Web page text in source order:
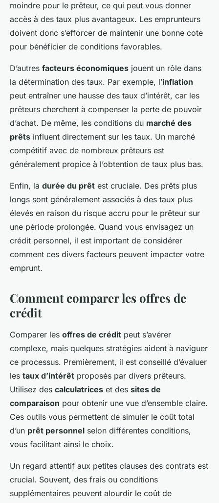
moindre pour le prêteur, ce qui peut vous donner
accès à des taux plus avantageux. Les emprunteurs
doivent donc s’efforcer de maintenir une bonne cote
pour bénéficier de conditions favorables.
D’autres facteurs économiques jouent un rôle dans
la détermination des taux. Par exemple, l’inflation
peut entraîner une hausse des taux d’intérêt, car les
prêteurs cherchent à compenser la perte de pouvoir
d’achat. De même, les conditions du marché des
prêts influent directement sur les taux. Un marché
compétitif avec de nombreux prêteurs est
généralement propice à l’obtention de taux plus bas.
Enfin, la durée du prêt est cruciale. Des prêts plus
longs sont généralement associés à des taux plus
élevés en raison du risque accru pour le prêteur sur
une période prolongée. Quand vous envisagez un
crédit personnel, il est important de considérer
comment ces divers facteurs peuvent impacter votre
emprunt.
Comment comparer les offres de
crédit
Comparer les offres de crédit peut s’avérer
complexe, mais quelques stratégies aident à naviguer
ce processus. Premièrement, il est conseillé d’évaluer
les taux d’intérêt proposés par divers prêteurs.
Utilisez des calculatrices et des sites de
comparaison pour obtenir une vue d’ensemble claire.
Ces outils vous permettent de simuler le coût total
d’un prêt personnel selon différentes conditions,
vous facilitant ainsi le choix.
Un regard attentif aux petites clauses des contrats est
crucial. Souvent, des frais ou conditions
supplémentaires peuvent alourdir le coût de